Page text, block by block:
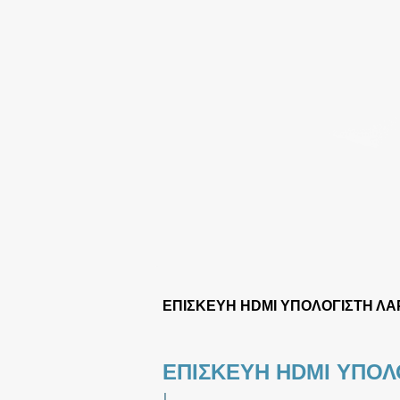
ΕΠΙΣΚΕΥΗ HDMI ΥΠΟΛΟΓΙΣΤΗ
ΕΠΙΣΚΕΥΗ HDMI